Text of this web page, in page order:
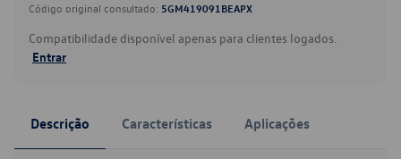
Código original consultado: 5GM419091BEAPX
Compatibilidade disponível apenas para clientes logados.
Entrar
Descrição Características Aplicações